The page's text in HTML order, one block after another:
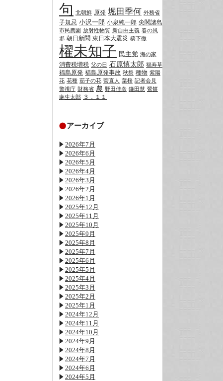
句 北朝鮮 原発 堀田季何 外務省
子規忌 小沢一郎 小泉純一郎 尖閣諸島
市民農園 放射性物質 新自由主義 春の風
邪 朝日新聞 東日本大震災 橋下徹
櫂未知子 民主党 海の家
消費税増税 父の日 石原慎太郎 福寿草
福島原発 福島原発事故 秋祭 種物 紫陽
花 花種 茄子の花 菅直人 葉桜 記者会見
警視庁 財務省 農 野田佳彦 鎌田慧 鶯餅
麻生太郎 ３．１１
アーカイブ
2026年7月
2026年6月
2026年5月
2026年4月
2026年3月
2026年2月
2026年1月
2025年12月
2025年11月
2025年10月
2025年9月
2025年8月
2025年7月
2025年6月
2025年5月
2025年4月
2025年3月
2025年2月
2025年1月
2024年12月
2024年11月
2024年10月
2024年9月
2024年8月
2024年7月
2024年6月
2024年5月